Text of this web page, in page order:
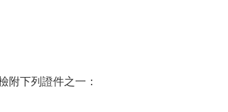
附下列證件之一：